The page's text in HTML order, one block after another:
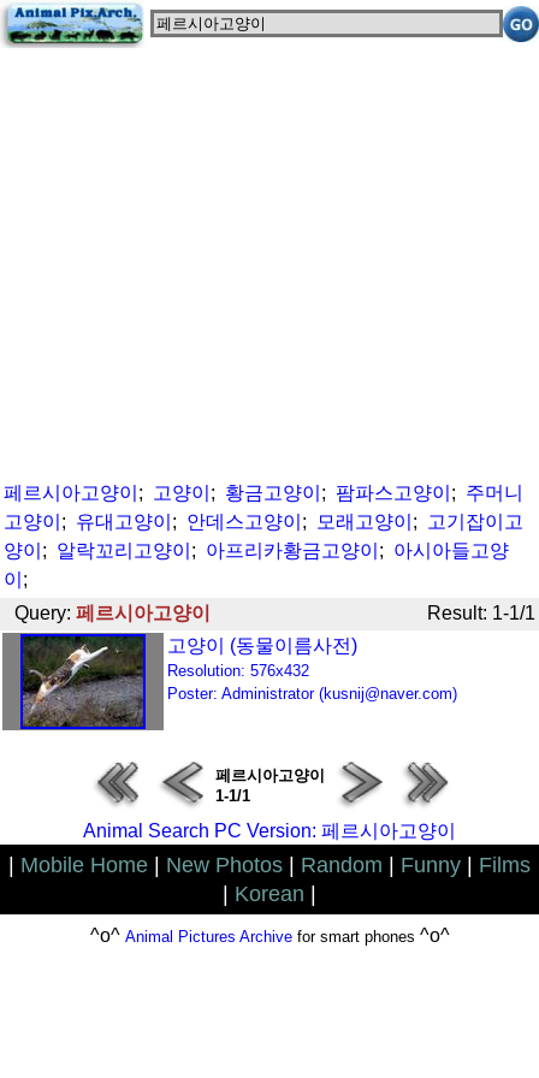
페르시아고양이 ; 고양이 ; 황금고양이 ; 팜파스고양이 ; 주머니
고양이 ; 유대고양이 ; 안데스고양이 ; 모래고양이 ;
고기잡이고
양이 ; 알락꼬리고양이 ; 아프리카황금고양이 ; 아시아들고양
이 ;
Query: 페르시아고양이
Result: 1-1/1
고양이 (동물이름사전)
Resolution: 576x432
Poster: Administrator (kusnij@naver.com)
페르시아고양이
1-1/1
Animal Search PC Version: 페르시아고양이
Mobile Home New Photos Random Funny
Films
Korean
^o^ Animal Pictures Archivefor smart phones ^o^